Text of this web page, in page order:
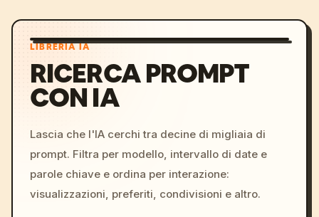
LIBRERIA IA
RICERCA PROMPT
CON IA
Lascia che l'IA cerchi tra decine di migliaia di
prompt. Filtra per modello, intervallo di date e
parole chiave e ordina per interazione:
visualizzazioni, preferiti, condivisioni e altro.